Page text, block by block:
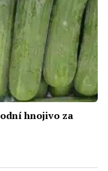
hnojivo za